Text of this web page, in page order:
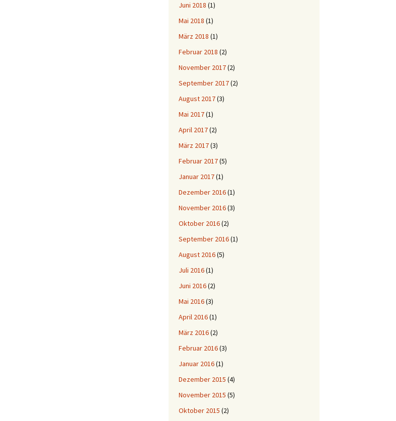
Juni 2018 (1)
Mai 2018 (1)
März 2018 (1)
Februar 2018 (2)
November 2017(2)
September 2017(2)
August 2017(3)
Mai 2017(1)
April 2017(2)
März 2017(3)
Februar 2017(5)
Januar 2017(1)
Dezember 2016(1)
November 2016(3)
Oktober 2016(2)
September 2016(1)
August 2016(5)
Juli 2016(1)
Juni 2016(2)
Mai 2016(3)
April 2016(1)
März 2016(2)
Februar 2016(3)
Januar 2016(1)
Dezember 2015 (4)
November 2015 (5)
Oktober 2015 (2)